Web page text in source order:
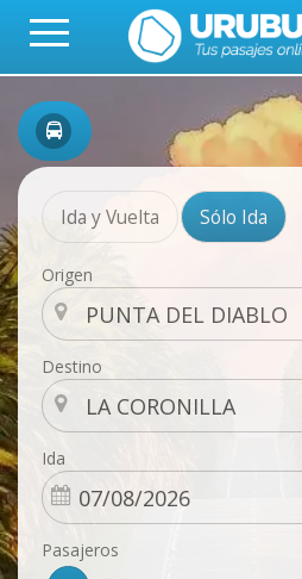
Ida y Vuelta Sólo Ida
Origen
Destino
Ida
Pasajeros